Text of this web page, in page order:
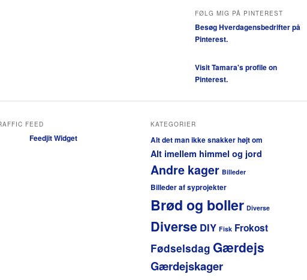
FØLG MIG PÅ PINTEREST
Besøg Hverdagensbedrifter på
Pinterest.
Visit Tamara's profile on
Pinterest.
FEED
Feedjit Widget
KATEGORIER
Alt det man ikke snakker højt om
Alt imellem himmel og jord
Andre kager Billeder
Billeder af syprojekter
Brød og boller Diverse
Diverse DIY Fisk Frokost
Fødselsdag Gærdejs
Gærdejskager